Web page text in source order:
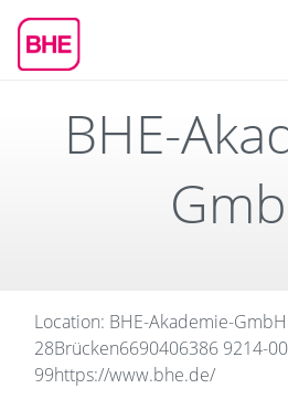
BHE-
Location: BHE-Akademie-GmbH
28Brücken6690406386 9214-0
99https://www.bhe.de/